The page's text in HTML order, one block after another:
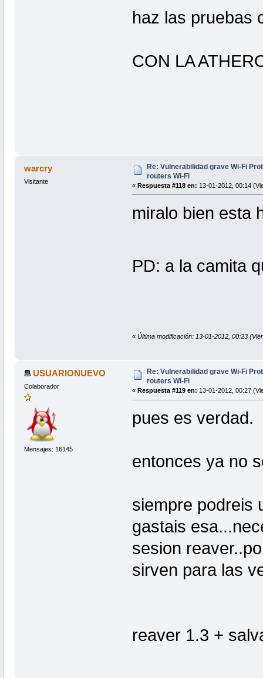
haz las pruebas
CON LA
warcry
Visitante
Re: Vulnerabilidad grave Wi-Fi
routers Wi-Fi
« Respuesta #118 en: 13-01-2012, 00:14
miralo bien esta
PD: a la camita
« Última modificación: 13-01-2012, 00:23
USUARIONUEVO
Colaborador
Mensajes: 16145
Re: Vulnerabilidad grave Wi-Fi
routers Wi-Fi
« Respuesta #119 en: 13-01-2012, 00:27
pues es verdad.
entonces ya no
siempre podreis
gastais
sesion
sirven para las
reaver 1.3 +